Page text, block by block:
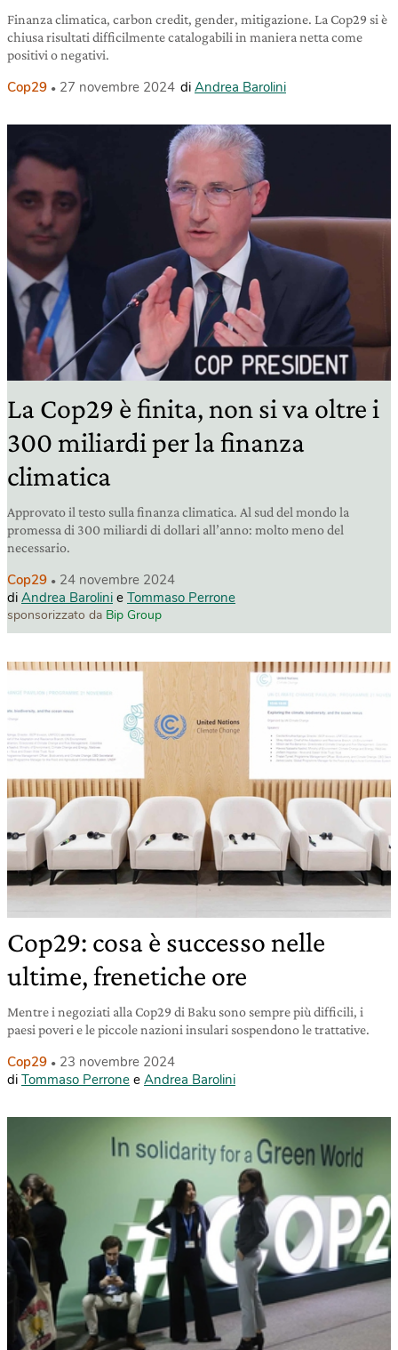
Finanza climatica, carbon credit, gender, mitigazione. La Cop29 si è
chiusa risultati difficilmente catalogabili in maniera netta come
positivi o negativi.
Cop29 27 novembre 2024 di Andrea Barolini
La Cop29 è finita, non si va oltre i
300 miliardi per la finanza
climatica
Approvato il testo sulla finanza climatica. Al sud del mondo la
promessa di 300 miliardi di dollari all’anno: molto meno del
necessario.
Cop29
24 novembre 2024
di Andrea Barolini e Tommaso Perrone
sponsorizzato da Bip Group
Cop29: cosa è successo nelle
ultime, frenetiche ore
Mentre i negoziati alla Cop29 di Baku sono sempre più difficili, i
paesi poveri e le piccole nazioni insulari sospendono le trattative.
Cop29
23 novembre 2024
di Tommaso Perrone e Andrea Barolini